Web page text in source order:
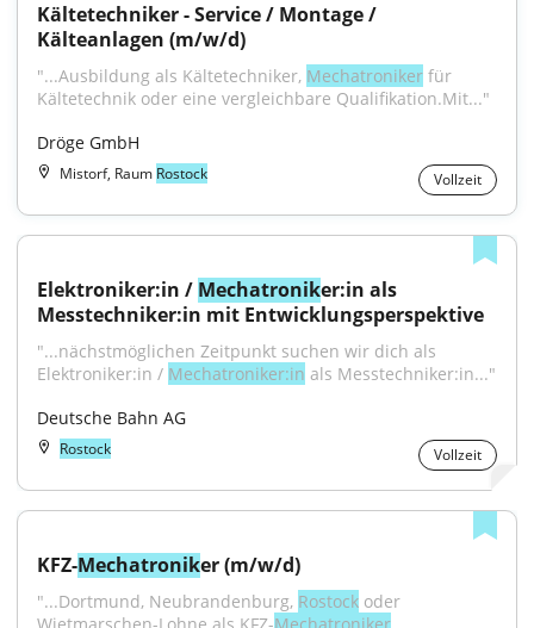
Kältetechniker - Service / Montage /
Kälteanlagen (m/w/d)
"...Ausbildung als Kältetechniker, Mechatroniker für
Kältetechnik oder eine vergleichbare Qualifikation.Mit..."
Dröge GmbH
Mistorf, Raum Rostock Vollzeit
Elektroniker:in / Mechatroniker:in als
Messtechniker:in mit Entwicklungsperspektive
"...nächstmöglichen Zeitpunkt suchen wir dich als
Elektroniker:in / Mechatroniker:in als Messtechniker:in..."
Deutsche Bahn AG
Rostock Vollzeit
KFZ-Mechatroniker (m/w/d)
"...Dortmund, Neubrandenburg, Rostock oder